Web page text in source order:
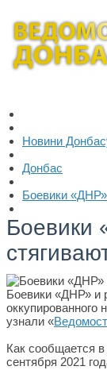
Новини
Донбас
Боевики «ДНР»
Боевики
Боевики «ДНР» и
оккупированного
узнали «
Как сообщается
сентября 2021